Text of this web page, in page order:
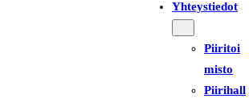
Yhteystiedot
Piiritoi
misto
Piirihall